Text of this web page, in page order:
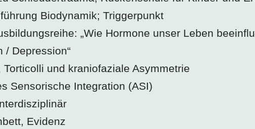
Biodynamik; Triggerpunkt
„Wie Hormone unser Leben
/ Depression“
und kraniofaziale Asymmetrie
Sensorische Integration (ASI)
Evidenz